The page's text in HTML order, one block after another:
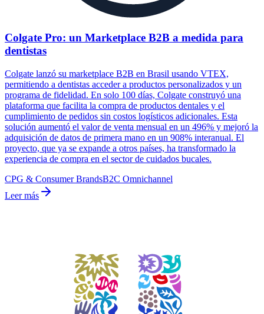
Colgate Pro: un Marketplace B2B a medida para
dentistas
Colgate lanzó su marketplace B2B en Brasil usando VTEX,
permitiendo a dentistas acceder a productos personalizados y un
programa de fidelidad. En solo 100 días, Colgate construyó una
plataforma que facilita la compra de productos dentales y el
cumplimiento de pedidos sin costos logísticos adicionales. Esta
solución aumentó el valor de venta mensual en un 496% y mejoró la
adquisición de datos de primera mano en un 908% interanual. El
proyecto, que ya se expande a otros países, ha transformado la
experiencia de compra en el sector de cuidados bucales.
CPG & Consumer BrandsB2C Omnichannel
Leer más